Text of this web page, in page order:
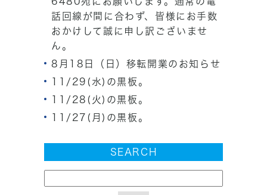
話回線が間に合わず、皆様にお手数
おかけして誠に申し訳ございませ
ん。
8月18日（日）移転開業のお知らせ
11/29(水)の黒板。
11/28(火)の黒板。
11/27(月)の黒板。
SEARCH